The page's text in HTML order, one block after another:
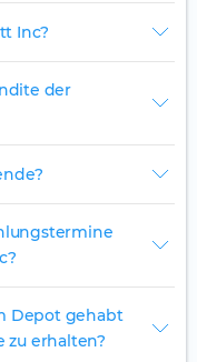
Inc?
der
Depot gehabt
zu erhalten?